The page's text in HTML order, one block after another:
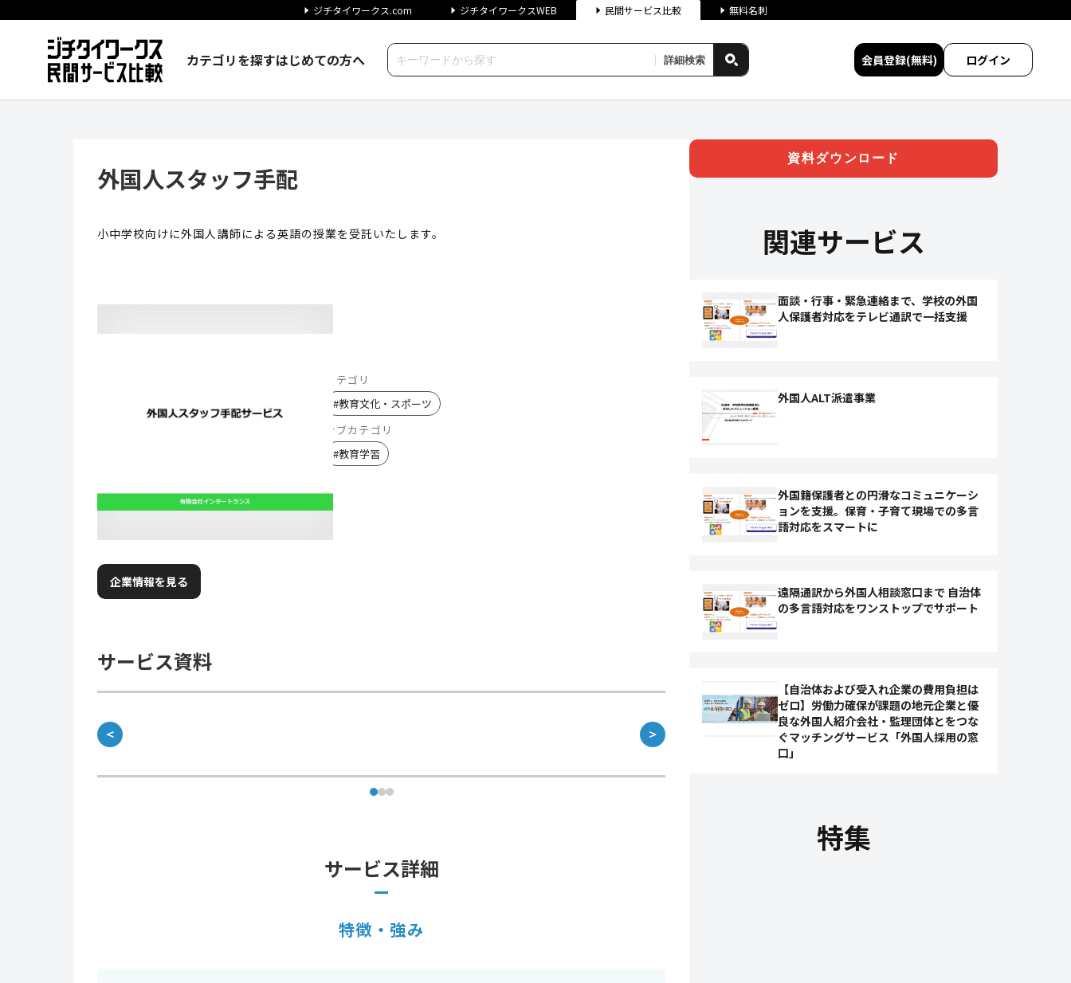
ジチタイワークス.com ジチタイワークスWEB 民間サービス比較 無料名刺
カテゴリを探すはじめての方へ 詳細検索 会員登録(無料) ログイン
外国人スタッフ手配
小中学校向けに外国人講師による英語の授業を受託いたします。
カテゴリ
#教育文化・スポーツ
サブカテゴリ
#教育学習
企業情報を見る
サービス資料
＜ ＞
サービス詳細
特徴・強み
資料ダウンロード
関連サービス
面談・行事・緊急連絡まで、学校の外国
人保護者対応をテレビ通訳で一括支援
外国人ALT派遣事業
外国籍保護者との円滑なコミュニケーシ
ョンを支援。保育・子育て現場での多言
語対応をスマートに
遠隔通訳から外国人相談窓口まで 自治体
の多言語対応をワンストップでサポート
【自治体および受入れ企業の費用負担は
ゼロ】労働力確保が課題の地元企業と優
良な外国人紹介会社・監理団体とをつな
ぐマッチングサービス「外国人採用の窓
口」
特集